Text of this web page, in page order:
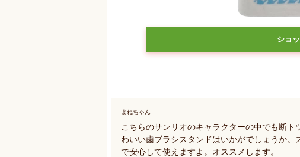
ショ
よねちゃん
こちらのサンリオのキャラクターの中でも断
わいい歯ブラシスタンドはいかがでしょうか
で安心して使えますよ。オススメします。